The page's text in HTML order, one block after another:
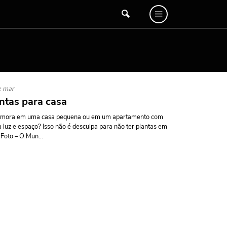
mar
para casa
em uma casa pequena ou em um apartamento com
luz e espaço? Isso não é desculpa para não ter plantas em
– O Mun...